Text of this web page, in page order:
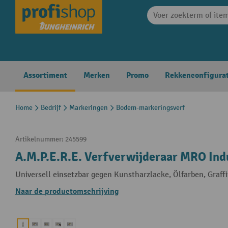
Skip to main navigation
Assortiment Merken Promo
Home Bedrijf Markeringen Bodem-markeringsverf
Artikelnummer: 245599
A.M.P.E.R.E. Verfverwijderaar MRO
Universell einsetzbar gegen Kunstharzlacke, Ölfarben,
Naar de productomschrijving